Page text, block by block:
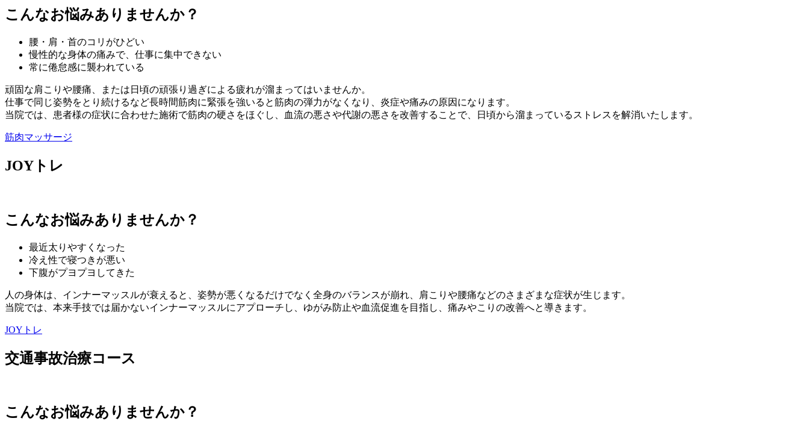
こんなお悩みありませんか？
腰・肩・首のコリがひどい
慢性的な身体の痛みで、仕事に集中できない
常に倦怠感に襲われている
頑固な肩こりや腰痛、または日頃の頑張り過ぎによる疲れが溜まってはいませんか。
仕事で同じ姿勢をとり続けるなど長時間筋肉に緊張を強いると筋肉の弾力がなくなり、炎症や痛みの原因になります。
当院では、患者様の症状に合わせた施術で筋肉の硬さをほぐし、血流の悪さや代謝の悪さを改善することで、日頃から溜まっているストレスを解消いたします。
筋肉マッサージ
JOYトレ
こんなお悩みありませんか？
最近太りやすくなった
冷え性で寝つきが悪い
下腹がプヨプヨしてきた
人の身体は、インナーマッスルが衰えると、姿勢が悪くなるだけでなく全身のバランスが崩れ、肩こりや腰痛などのさまざまな症状が生じます。
当院では、本来手技では届かないインナーマッスルにアプローチし、ゆがみ防止や血流促進を目指し、痛みやこりの改善へと導きます。
JOYトレ
交通事故治療コース
こんなお悩みありませんか？